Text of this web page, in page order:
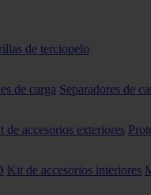
de terciopelo
de carga Separadores de
de accesorios exteriores
Kit de accesorios interiores